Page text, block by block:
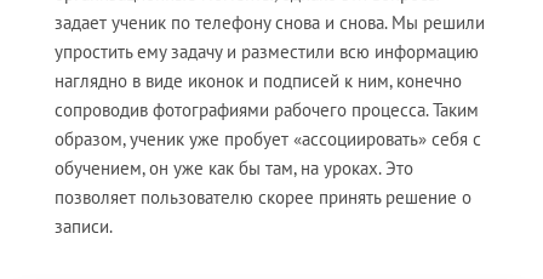
задает ученик по телефону снова и снова. Мы решили
упростить ему задачу и разместили всю информацию
наглядно в виде иконок и подписей к ним, конечно
сопроводив фотографиями рабочего процесса. Таким
образом, ученик уже пробует «ассоциировать» себя с
обучением, он уже как бы там, на уроках. Это
позволяет пользователю скорее принять решение о
записи.